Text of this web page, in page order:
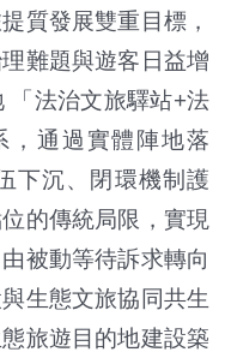
質發展雙重目標，
難題與遊客日益增
「法治文旅驛站+法
，通過實體陣地落
下沉、閉環機制護
的傳統局限，實現
被動等待訴求轉向
生態文旅協同共生
旅遊目的地建設築